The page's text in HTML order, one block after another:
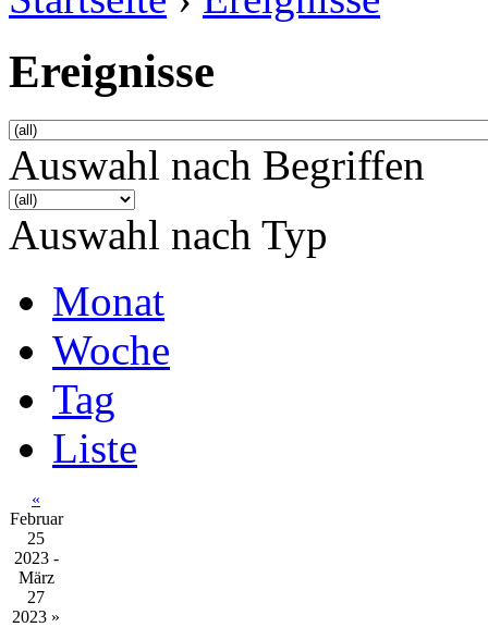
Ereignisse
Auswahl nach Begriffen
Auswahl nach Typ
Monat
Woche
Tag
Liste
«
Februar
25
2023 -
März
27
2023 »